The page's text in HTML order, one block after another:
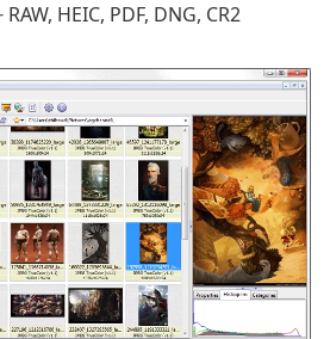
HEIC, PDF, DNG, CR2